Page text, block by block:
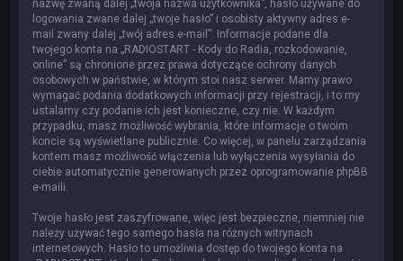
nazwę zwaną dalej „twoja nazwa użytkownika”, hasło używane do
logowania zwane dalej „twoje hasło” i osobisty aktywny adres e-
mail zwany dalej „twój adres e-mail”. Informacje podane dla
twojego konta na „RADIOSTART - Kody do Radia, rozkodowanie,
online” są chronione przez prawa dotyczące ochrony danych
osobowych w państwie, w którym stoi nasz serwer. Mamy prawo
wymagać podania dodatkowych informacji przy rejestracji, i to my
ustalamy czy podanie ich jest konieczne, czy nie. W każdym
przypadku, masz możliwość wybrania, które informacje o twoim
koncie są wyświetlane publicznie. Co więcej, w panelu zarządzania
kontem masz możliwość włączenia lub wyłączenia wysyłania do
ciebie automatycznie generowanych przez oprogramowanie phpBB
e-maili.
Twoje hasło jest zaszyfrowane, więc jest bezpieczne, niemniej nie
należy używać tego samego hasła na różnych witrynach
internetowych. Hasło to umożliwia dostęp do twojego konta na